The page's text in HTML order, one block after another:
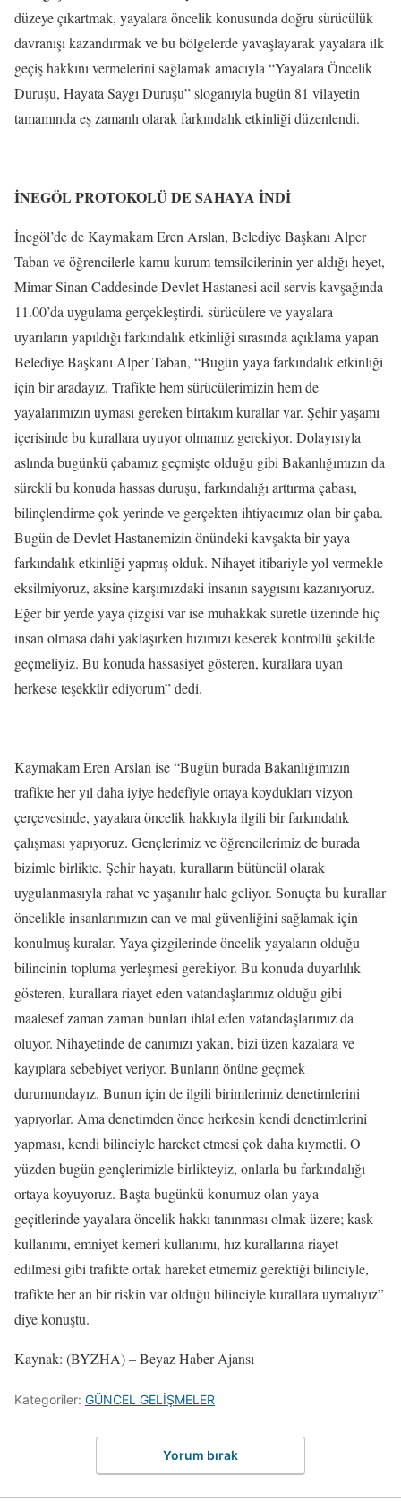
düzeye çıkartmak, yayalara öncelik konusunda doğru sürücülük
davranışı kazandırmak ve bu bölgelerde yavaşlayarak yayalara ilk
geçiş hakkını vermelerini sağlamak amacıyla “Yayalara Öncelik
Duruşu, Hayata Saygı Duruşu” sloganıyla bugün 81 vilayetin
tamamında eş zamanlı olarak farkındalık etkinliği düzenlendi.
İNEGÖL PROTOKOLÜ DE SAHAYA İNDİ
İnegöl’de de Kaymakam Eren Arslan, Belediye Başkanı Alper
Taban ve öğrencilerle kamu kurum temsilcilerinin yer aldığı heyet,
Mimar Sinan Caddesinde Devlet Hastanesi acil servis kavşağında
11.00’da uygulama gerçekleştirdi. sürücülere ve yayalara
uyarıların yapıldığı farkındalık etkinliği sırasında açıklama yapan
Belediye Başkanı Alper Taban, “Bugün yaya farkındalık etkinliği
için bir aradayız. Trafikte hem sürücülerimizin hem de
yayalarımızın uyması gereken birtakım kurallar var. Şehir yaşamı
içerisinde bu kurallara uyuyor olmamız gerekiyor. Dolayısıyla
aslında bugünkü çabamız geçmişte olduğu gibi Bakanlığımızın da
sürekli bu konuda hassas duruşu, farkındalığı arttırma çabası,
bilinçlendirme çok yerinde ve gerçekten ihtiyacımız olan bir çaba.
Bugün de Devlet Hastanemizin önündeki kavşakta bir yaya
farkındalık etkinliği yapmış olduk. Nihayet itibariyle yol vermekle
eksilmiyoruz, aksine karşımızdaki insanın saygısını kazanıyoruz.
Eğer bir yerde yaya çizgisi var ise muhakkak suretle üzerinde hiç
insan olmasa dahi yaklaşırken hızımızı keserek kontrollü şekilde
geçmeliyiz. Bu konuda hassasiyet gösteren, kurallara uyan
herkese teşekkür ediyorum” dedi.
Kaymakam Eren Arslan ise “Bugün burada Bakanlığımızın
trafikte her yıl daha iyiye hedefiyle ortaya koydukları vizyon
çerçevesinde, yayalara öncelik hakkıyla ilgili bir farkındalık
çalışması yapıyoruz. Gençlerimiz ve öğrencilerimiz de burada
bizimle birlikte. Şehir hayatı, kuralların bütüncül olarak
uygulanmasıyla rahat ve yaşanılır hale geliyor. Sonuçta bu kurallar
öncelikle insanlarımızın can ve mal güvenliğini sağlamak için
konulmuş kuralar. Yaya çizgilerinde öncelik yayaların olduğu
bilincinin topluma yerleşmesi gerekiyor. Bu konuda duyarlılık
gösteren, kurallara riayet eden vatandaşlarımız olduğu gibi
maalesef zaman zaman bunları ihlal eden vatandaşlarımız da
oluyor. Nihayetinde de canımızı yakan, bizi üzen kazalara ve
kayıplara sebebiyet veriyor. Bunların önüne geçmek
durumundayız. Bunun için de ilgili birimlerimiz denetimlerini
yapıyorlar. Ama denetimden önce herkesin kendi denetimlerini
yapması, kendi bilinciyle hareket etmesi çok daha kıymetli. O
yüzden bugün gençlerimizle birlikteyiz, onlarla bu farkındalığı
ortaya koyuyoruz. Başta bugünkü konumuz olan yaya
geçitlerinde yayalara öncelik hakkı tanınması olmak üzere; kask
kullanımı, emniyet kemeri kullanımı, hız kurallarına riayet
edilmesi gibi trafikte ortak hareket etmemiz gerektiği bilinciyle,
trafikte her an bir riskin var olduğu bilinciyle kurallara uymalıyız”
diye konuştu.
Kaynak: (BYZHA) – Beyaz Haber Ajansı
Kategoriler: GÜNCEL GELİŞMELER
Yorum bırak